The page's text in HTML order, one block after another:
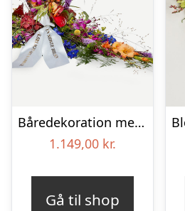
Båredekoration med bånd – Et farverigt farvel
1.149,00 kr.
Gå til shop